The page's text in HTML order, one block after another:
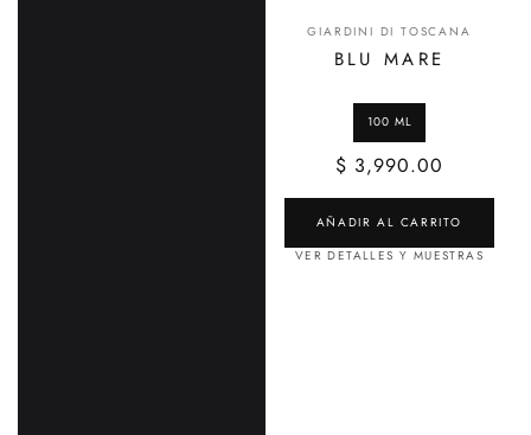
GIARDINI DI TOSCANA
BLU MARE
$ 3,990.00
AÑADIR AL CARRITO
VER DETALLES Y MUESTRAS